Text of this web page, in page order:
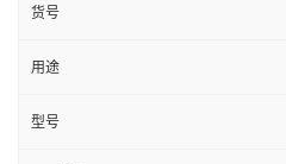
货号
用途
型号